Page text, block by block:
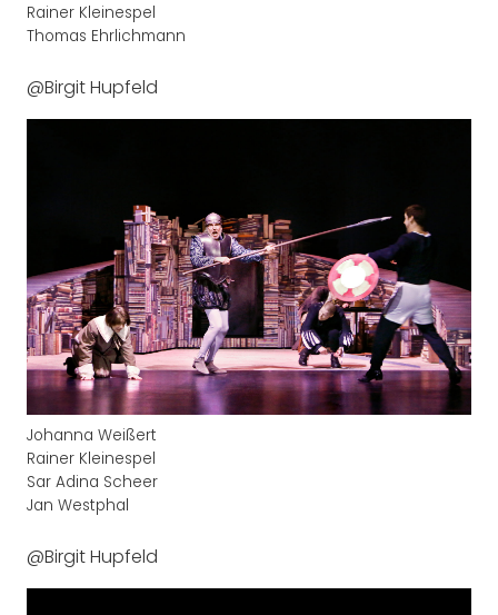
Rainer Kleinespel
Thomas Ehrlichmann
@Birgit Hupfeld
Johanna Weißert
Rainer Kleinespel
Sar Adina Scheer
Jan Westphal
@Birgit Hupfeld